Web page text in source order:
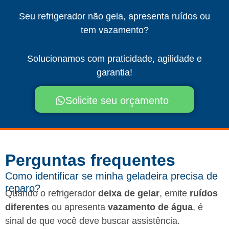
Seu refrigerador não gela, apresenta ruídos ou
tem vazamento?
Solucionamos com praticidade, agilidade e
garantia!
Solicite seu orçamento
Perguntas frequentes​
Como identificar se minha geladeira precisa de
reparo?
Quando o refrigerador deixa de gelar, emite ruídos
diferentes ou apresenta vazamento de água, é
sinal de que você deve buscar assistência.